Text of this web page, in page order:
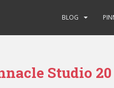
BLOG
Studio 20